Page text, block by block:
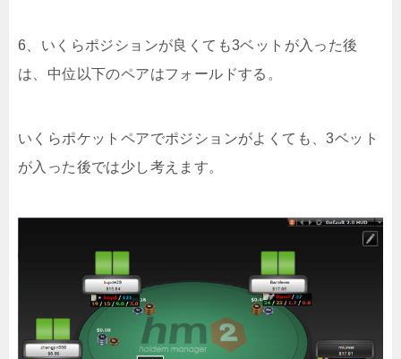
6、いくらポジションが良くても3ベットが入った後
は、中位以下のペアはフォールドする。
いくらポケットペアでポジションがよくても、3ベット
が入った後では少し考えます。